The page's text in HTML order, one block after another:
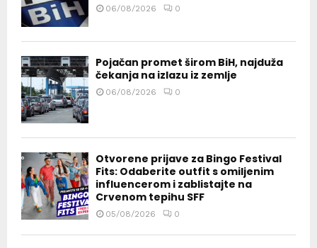
06/08/2026 0
Pojačan promet širom BiH, najduža
čekanja na izlazu iz zemlje
06/08/2026 0
Otvorene prijave za Bingo Festival
Fits: Odaberite outfit s omiljenim
influencerom i zablistajte na
Crvenom tepihu SFF
05/08/2026 0